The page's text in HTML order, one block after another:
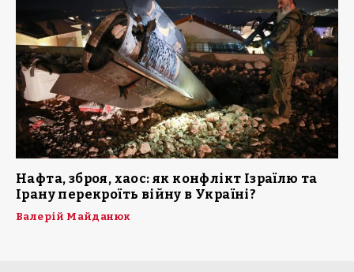
Нафта, зброя, хаос: як конфлікт Ізраїлю та
Ірану перекроїть війну в Україні?
Валерій Майданюк